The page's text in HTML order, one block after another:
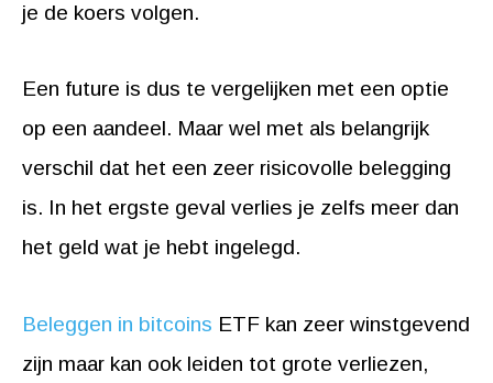
je de koers volgen.
Een future is dus te vergelijken met een optie
op een aandeel. Maar wel met als belangrijk
verschil dat het een zeer risicovolle belegging
is. In het ergste geval verlies je zelfs meer dan
het geld wat je hebt ingelegd.
Beleggen in bitcoins ETF kan zeer winstgevend
zijn maar kan ook leiden tot grote verliezen,